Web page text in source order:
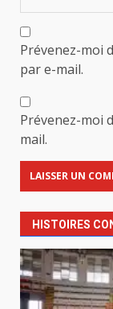
Prévenez-moi
par e-mail.
Prévenez-moi
mail.
HISTOIRES